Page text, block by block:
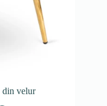
din velur